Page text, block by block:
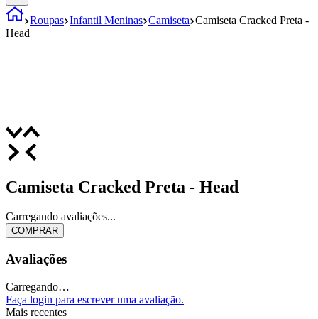
Roupas Infantil Meninas Camiseta Camiseta Cracked Preta -
Head
Camiseta Cracked Preta - Head
Carregando avaliações...
COMPRAR
Avaliações
Carregando…
Faça login para escrever uma avaliação.
Mais recentes